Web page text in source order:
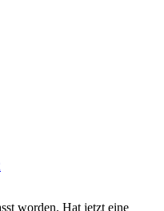
worden. Hat jetzt eine